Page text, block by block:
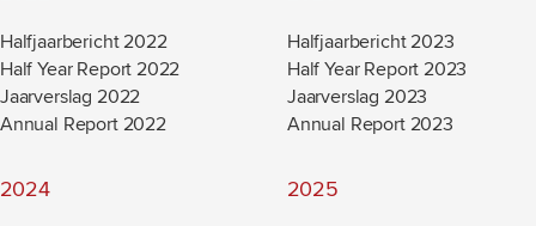
Halfjaarbericht 2022
Half Year Report 2022
Jaarverslag 2022
Annual Report 2022
Halfjaarbericht 2023
Half Year Report 2023
Jaarverslag 2023
Annual Report 2023
2024 2025